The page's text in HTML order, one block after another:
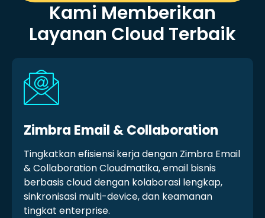
Kami Memberikan
Layanan Cloud Terbaik
Zimbra Email & Collaboration
Tingkatkan efisiensi kerja dengan Zimbra Email
& Collaboration Cloudmatika, email bisnis
berbasis cloud dengan kolaborasi lengkap,
sinkronisasi multi-device, dan keamanan
tingkat enterprise.